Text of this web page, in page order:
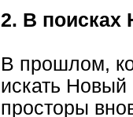
2. В поисках
В прошлом,
искать
просторы